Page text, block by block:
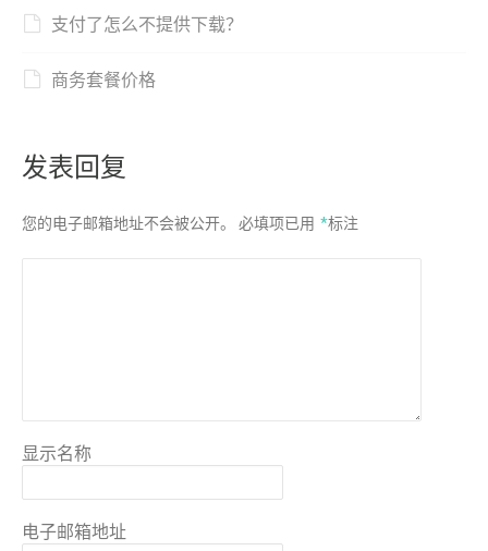
支付了怎么不提供下载？
商务套餐价格
发表回复
您的电子邮箱地址不会被公开。 必填项已用 *标注
显示名称
电子邮箱地址